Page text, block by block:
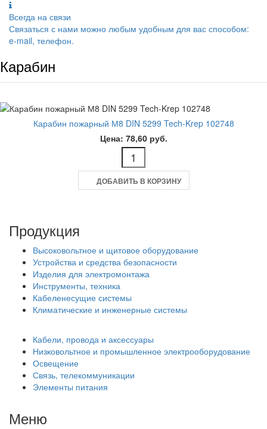
Всегда на связи
Связаться с нами можно любым удобным для вас способом:
e-mail, телефон.
Карабин
Карабин пожарный М8 DIN 5299 Tech-Krep 102748
Цена: 78,60 руб.
ДОБАВИТЬ В КОРЗИНУ
Продукция
Высоковольтное и щитовое оборудование
Устройства и средства безопасности
Изделия для электромонтажа
Инструменты, техника
Кабеленесущие системы
Климатические и инженерные системы
Кабели, провода и аксессуары
Низковольтное и промышленное электрооборудование
Освещение
Связь, телекоммуникации
Элементы питания
Меню